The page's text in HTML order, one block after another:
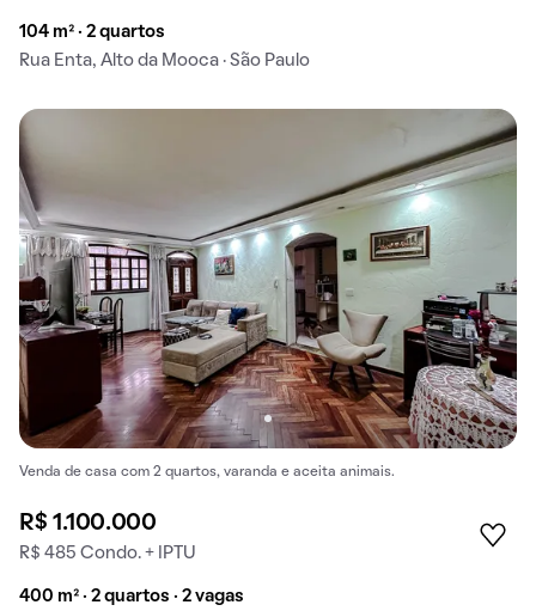
104 m² · 2 quartos
Rua Enta, Alto da Mooca · São Paulo
Venda de casa com 2 quartos, varanda e aceita animais.
R$ 1.100.000
R$ 485 Condo. + IPTU
400 m² · 2 quartos · 2 vagas